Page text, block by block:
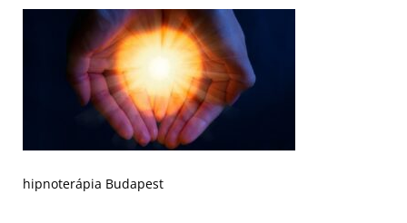
hipnoterápia Budapest